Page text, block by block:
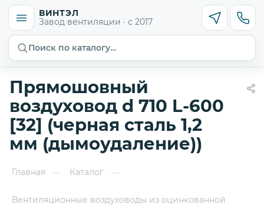
ВИНТЭЛ
Завод вентиляции · с 2017
Поиск по каталогу…
Прямошовный
воздуховод d 710 L-600
[32] (черная сталь 1,2
мм (дымоудаление))
Главная — Каталог —
Вентиляционные воздуховоды из оцинкованной